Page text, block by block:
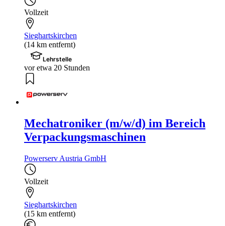
Vollzeit
Sieghartskirchen
(14 km entfernt)
Lehrstelle
vor etwa 20 Stunden
Mechatroniker (m/w/d) im Bereich
Verpackungsmaschinen
Powerserv Austria GmbH
Vollzeit
Sieghartskirchen
(15 km entfernt)